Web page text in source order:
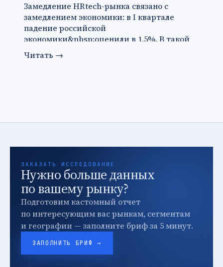
Замедление HRtech-рынка связано с
замедлением экономики: в I квартале
падение российской
экономики&nbsp;оценили в 1,5%. В такой
ситуации ко…
Читать →
ЗАКАЗАТЬ ИССЛЕДОВАНИЕ
Нужно больше данных
по вашему рынку?
Подготовим кастомный отчет
по интересующим вас рынкам, сегментам
и географии — заполните бриф за 5 минут.
ЗАПОЛНИТЬ БРИФ →